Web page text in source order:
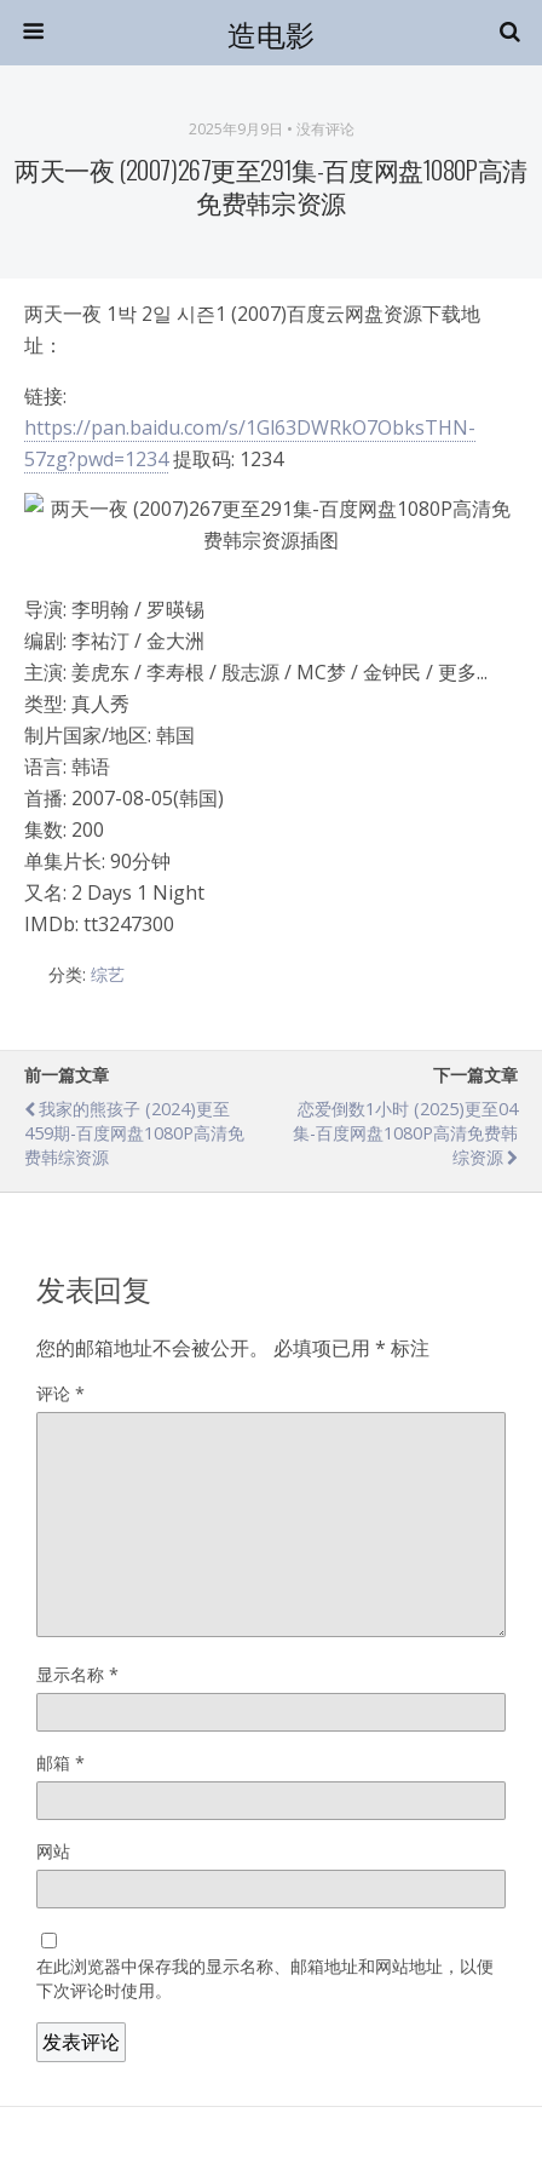
造电影
2025年9月9日 • 没有评论
两天一夜 (2007)267更至291集-百度网盘1080P高清
免费韩宗资源
两天一夜 1박 2일 시즌1 (2007)百度云网盘资源下载地
址：
链接:
https://pan.baidu.com/s/1Gl63DWRkO7ObksTHN-
57zg?pwd=1234提取码: 1234
导演: 李明翰 / 罗暎锡
编剧: 李祐汀 / 金大洲
主演: 姜虎东 / 李寿根 / 殷志源 / MC梦 / 金钟民 / 更多...
类型: 真人秀
制片国家/地区: 韩国
语言: 韩语
首播: 2007-08-05(韩国)
集数: 200
单集片长: 90分钟
又名: 2 Days 1 Night
IMDb: tt3247300
分类: 综艺
前一篇文章
我家的熊孩子 (2024)更至
459期-百度网盘1080P高清免
费韩综资源
下一篇文章
恋爱倒数1小时 (2025)更至04
集-百度网盘1080P高清免费韩
综资源
发表回复
您的邮箱地址不会被公开。 必填项已用 * 标注
评论 *
显示名称 *
邮箱 *
网站
在此浏览器中保存我的显示名称、邮箱地址和网站地址，以便
下次评论时使用。